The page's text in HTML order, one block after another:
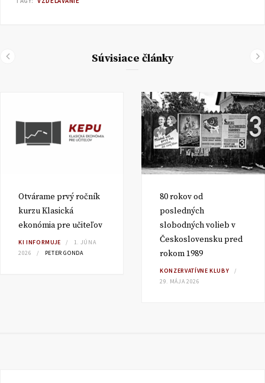
Súvisiace články
Otvárame prvý ročník
kurzu Klasická
ekonómia pre učiteľov
KI INFORMUJE
1. JÚNA
2026
PETER GONDA
80 rokov od
posledných
slobodných volieb v
Československu pred
rokom 1989
KONZERVATÍVNE KLUBY
29. MÁJA 2026